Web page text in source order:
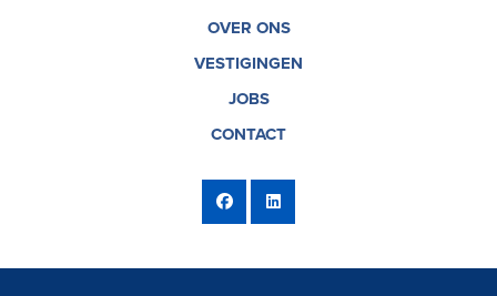
OVER ONS
VESTIGINGEN
JOBS
CONTACT